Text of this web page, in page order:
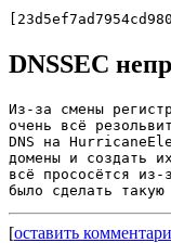
DNSSEC
Из-за смены
очень всё
DNS на
домены и создать
всё прососётся
[оставить